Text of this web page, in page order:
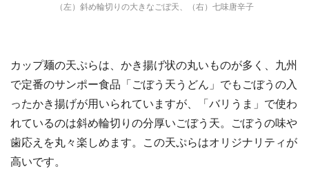
（左）斜め輪切りの大きなごぼ天、（右）七味唐辛子
カップ麺の天ぷらは、かき揚げ状の丸いものが多く、九州
で定番のサンポー食品「ごぼう天うどん」でもごぼうの入
ったかき揚げが用いられていますが、「バリうま」で使わ
れているのは斜め輪切りの分厚いごぼう天。ごぼうの味や
歯応えを丸々楽しめます。この天ぷらはオリジナリティが
高いです。